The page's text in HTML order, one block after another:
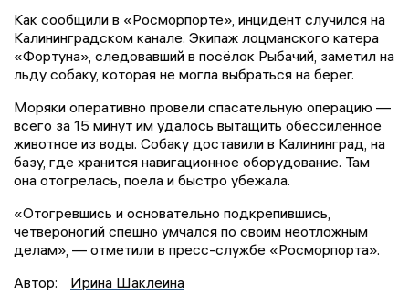
Как сообщили в «Росморпорте», инцидент случился на
Калининградском канале. Экипаж лоцманского катера
«Фортуна», следовавший в посёлок Рыбачий, заметил на
льду собаку, которая не могла выбраться на берег.
Моряки оперативно провели спасательную операцию —
всего за 15 минут им удалось вытащить обессиленное
животное из воды. Собаку доставили в Калининград, на
базу, где хранится навигационное оборудование. Там
она отогрелась, поела и быстро убежала.
«Отогревшись и основательно подкрепившись,
четвероногий спешно умчался по своим неотложным
делам», — отметили в пресс-службе «Росморпорта».
Автор:
Ирина Шаклеина